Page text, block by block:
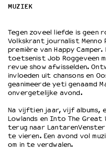
Wat we doen
Werken bij
Wie is wie
Word vriend
Historie
Huisregels
Privacyverklaring
Integriteits- en
Duurzaamheid
MUZIEK
Tegen zoveel liefde is geen
Volkskrant journalist
première van Happy
toetsenist Job Roggeveen
revue show afwisselden.
invloeden uit chansons en
geanimeerde yeti genaamd
onvergetelijke avond.
Na vijftien jaar, vijf albums,
Lowlands en Into The Great
terug naar LantarenVenster
te vieren. Een avond vol
om in te verdwalen.